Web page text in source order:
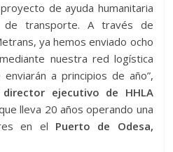
de ayuda humanitaria
de transporte. A través de
ya hemos enviado ocho
nuestra red logística
a principios de año”,
director ejecutivo de HHLA
lleva 20 años operando una
en el Puerto de Odesa,